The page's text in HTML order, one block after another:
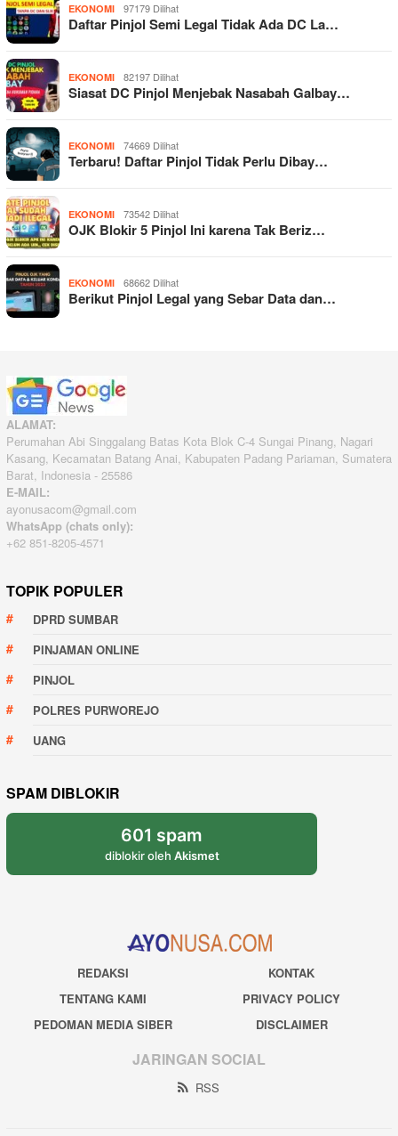
EKONOMI 97179 Dilihat
Daftar Pinjol Semi Legal Tidak Ada DC La…
EKONOMI 82197 Dilihat
Siasat DC Pinjol Menjebak Nasabah Galbay…
EKONOMI 74669 Dilihat
Terbaru! Daftar Pinjol Tidak Perlu Dibay…
EKONOMI 73542 Dilihat
OJK Blokir 5 Pinjol Ini karena Tak Beriz…
EKONOMI 68662 Dilihat
Berikut Pinjol Legal yang Sebar Data dan…
ALAMAT:
Perumahan Abi Singgalang Batas Kota Blok C-4 Sungai Pinang, Nagari
Kasang, Kecamatan Batang Anai, Kabupaten Padang Pariaman, Sumatera
Barat, Indonesia - 25586
E-MAIL:
ayonusacom@gmail.com
WhatsApp (chats only):
+62 851-8205-4571
TOPIK POPULER
DPRD SUMBAR
PINJAMAN ONLINE
PINJOL
POLRES PURWOREJO
UANG
SPAM DIBLOKIR
601 spam
diblokir oleh Akismet
REDAKSI
KONTAK
TENTANG KAMI
PRIVACY POLICY
PEDOMAN MEDIA SIBER
DISCLAIMER
JARINGAN SOCIAL
RSS